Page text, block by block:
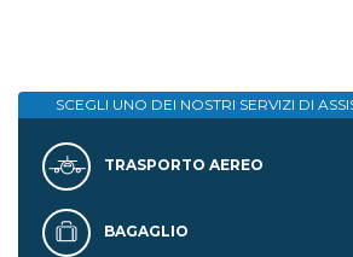
SCEGLI UNO DEI NOSTRI SERVIZI DI
TRASPORTO AEREO
BAGAGLIO